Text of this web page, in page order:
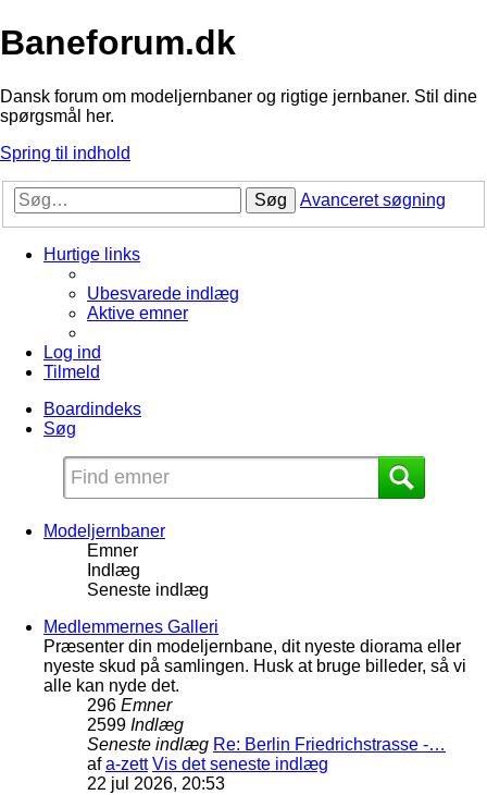
Baneforum.dk
Dansk forum om modeljernbaner og rigtige jernbaner. Stil dine
spørgsmål her.
Spring til indhold
Søg Avanceret søgning
Hurtige links
Ubesvarede indlæg
Aktive emner
Log ind
Tilmeld
Boardindeks
Søg
Modeljernbaner
Emner
Indlæg
Seneste indlæg
Medlemmernes Galleri
Præsenter din modeljernbane, dit nyeste diorama eller
nyeste skud på samlingen. Husk at bruge billeder, så vi
alle kan nyde det.
296 Emner
2599 Indlæg
Seneste indlæg Re: Berlin Friedrichstrasse -…
afa-zett Vis det seneste indlæg
22 jul 2026, 20:53